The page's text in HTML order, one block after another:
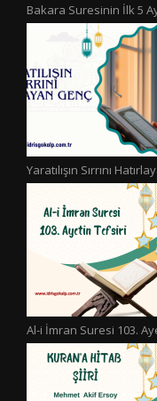
Bakara Suresinin İlk 5
Yaratılışın Sırrını
Al-i İmran Suresi 103.